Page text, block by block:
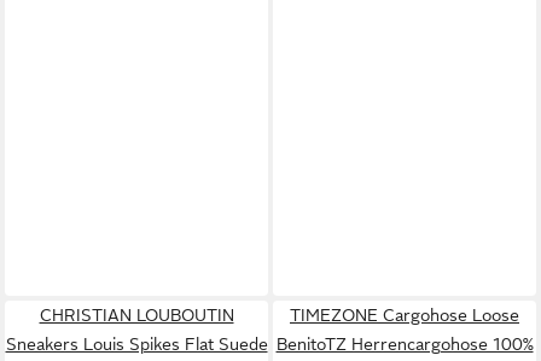
CHRISTIAN LOUBOUTIN
Sneakers Louis Spikes Flat Suede
TIMEZONE Cargohose Loose
BenitoTZ Herrencargohose 100%